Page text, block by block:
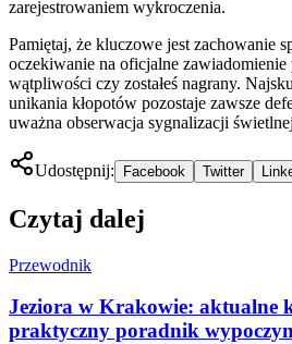
zarejestrowaniem wykroczenia.
Pamiętaj, że kluczowe jest zachowanie
oczekiwanie na oficjalne zawiadomienie
wątpliwości czy zostałeś nagrany.
unikania kłopotów pozostaje zawsze
uważna obserwacja sygnalizacji
Udostępnij: Facebook Twitter
Czytaj dalej
Przewodnik
Jeziora w Krakowie: aktualne
praktyczny poradnik